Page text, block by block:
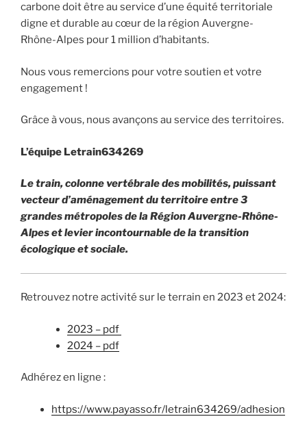
carbone doit être au service d’une équité territoriale
digne et durable au cœur de la région Auvergne-
Rhône-Alpes pour 1 million d’habitants.
Nous vous remercions pour votre soutien et votre
engagement !
Grâce à vous, nous avançons au service des territoires.
L’équipe Letrain634269
Le train, colonne vertébrale des mobilités, puissant
vecteur d’aménagement du territoire entre 3
grandes métropoles de la Région Auvergne-Rhône-
Alpes et levier incontournable de la transition
écologique et sociale.
Retrouvez notre activité sur le terrain en 2023 et 2024:
2023 – pdf
2024 – pdf
Adhérez en ligne :
https://www.payasso.fr/letrain634269/adhesion